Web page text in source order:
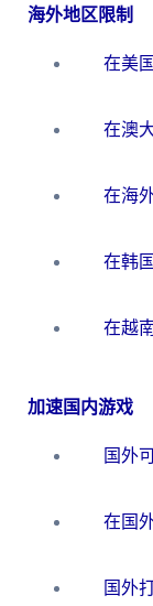
海外地区限制
加速国内游戏